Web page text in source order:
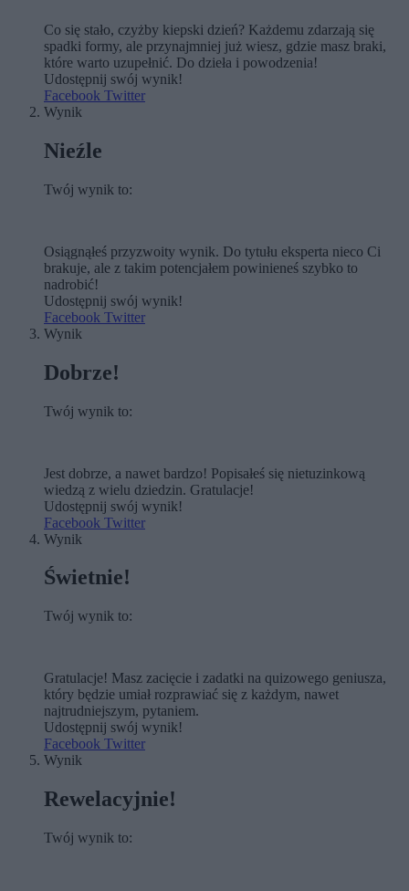
Co się stało, czyżby kiepski dzień? Każdemu zdarzają się
spadki formy, ale przynajmniej już wiesz, gdzie masz braki,
które warto uzupełnić. Do dzieła i powodzenia!
Udostępnij swój wynik!
Facebook Twitter
Wynik
Nieźle
Twój wynik to:
Osiągnąłeś przyzwoity wynik. Do tytułu eksperta nieco Ci
brakuje, ale z takim potencjałem powinieneś szybko to
nadrobić!
Udostępnij swój wynik!
Facebook Twitter
Wynik
Dobrze!
Twój wynik to:
Jest dobrze, a nawet bardzo! Popisałeś się nietuzinkową
wiedzą z wielu dziedzin. Gratulacje!
Udostępnij swój wynik!
Facebook Twitter
Wynik
Świetnie!
Twój wynik to:
Gratulacje! Masz zacięcie i zadatki na quizowego geniusza,
który będzie umiał rozprawiać się z każdym, nawet
najtrudniejszym, pytaniem.
Udostępnij swój wynik!
Facebook Twitter
Wynik
Rewelacyjnie!
Twój wynik to: